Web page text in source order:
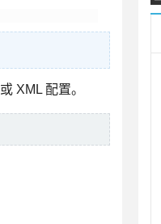
XML 配置。